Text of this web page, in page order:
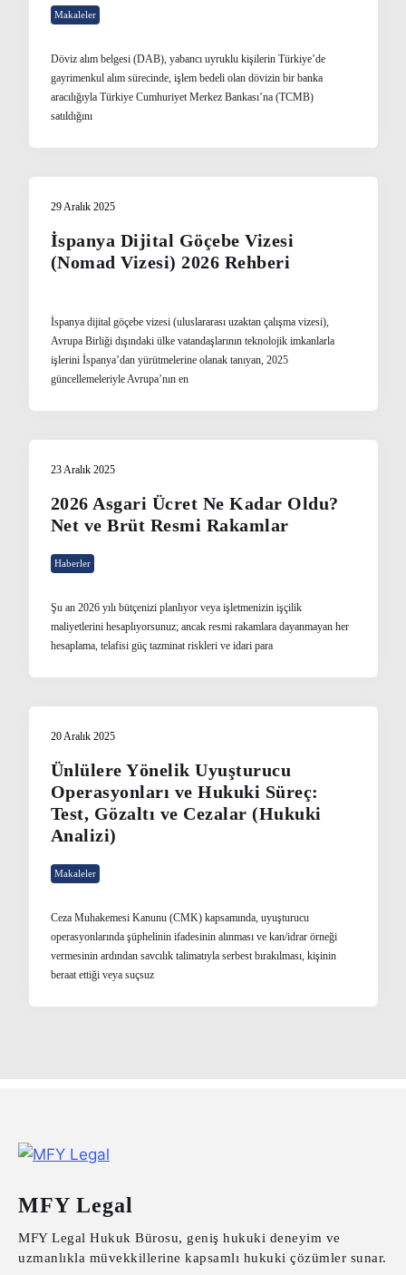
Makaleler
Döviz alım belgesi (DAB), yabancı uyruklu kişilerin Türkiye’de
gayrimenkul alım sürecinde, işlem bedeli olan dövizin bir banka
aracılığıyla Türkiye Cumhuriyet Merkez Bankası’na (TCMB)
satıldığını
29 Aralık 2025
İspanya Dijital Göçebe Vizesi
(Nomad Vizesi) 2026 Rehberi
İspanya dijital göçebe vizesi (uluslararası uzaktan çalışma vizesi),
Avrupa Birliği dışındaki ülke vatandaşlarının teknolojik imkanlarla
işlerini İspanya’dan yürütmelerine olanak tanıyan, 2025
güncellemeleriyle Avrupa’nın en
23 Aralık 2025
2026 Asgari Ücret Ne Kadar Oldu?
Net ve Brüt Resmi Rakamlar
Haberler
Şu an 2026 yılı bütçenizi planlıyor veya işletmenizin işçilik
maliyetlerini hesaplıyorsunuz; ancak resmi rakamlara dayanmayan her
hesaplama, telafisi güç tazminat riskleri ve idari para
20 Aralık 2025
Ünlülere Yönelik Uyuşturucu
Operasyonları ve Hukuki Süreç:
Test, Gözaltı ve Cezalar (Hukuki
Analizi)
Makaleler
Ceza Muhakemesi Kanunu (CMK) kapsamında, uyuşturucu
operasyonlarında şüphelinin ifadesinin alınması ve kan/idrar örneği
vermesinin ardından savcılık talimatıyla serbest bırakılması, kişinin
beraat ettiği veya suçsuz
MFY Legal
MFY Legal Hukuk Bürosu, geniş hukuki deneyim ve
uzmanlıkla müvekkillerine kapsamlı hukuki çözümler sunar.